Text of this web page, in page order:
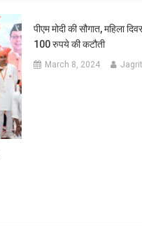
पीएम मोदी की सौगात, महिला
100 रुपये की कटौती
March 8, 2024